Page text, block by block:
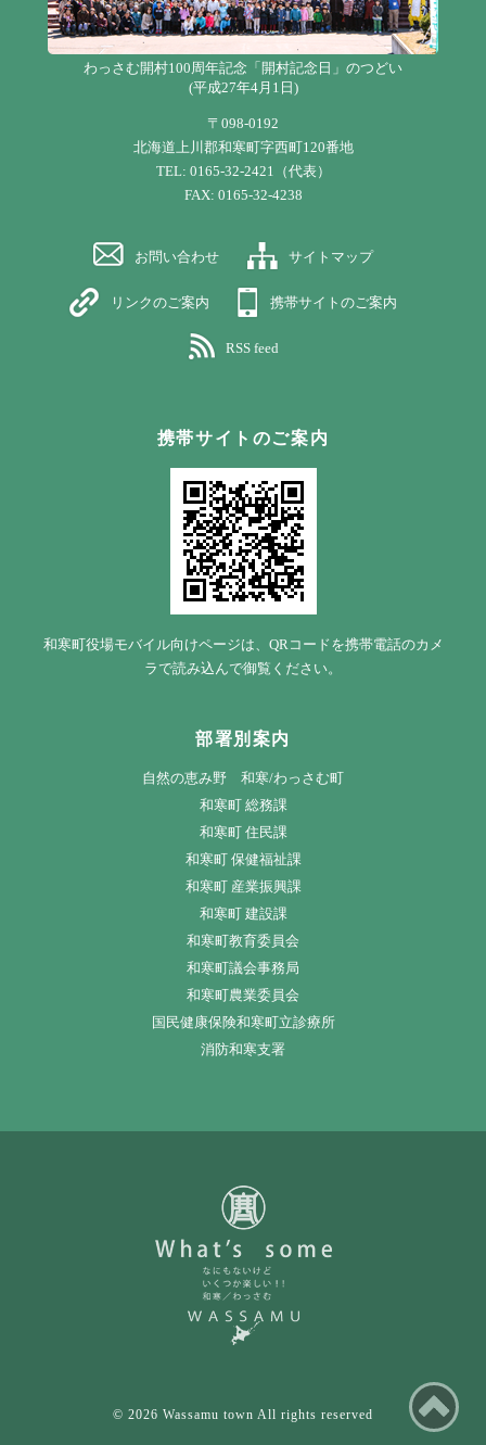
わっさむ開村100周年記念「開村記念日」のつどい
(平成27年4月1日)
〒098-0192
北海道上川郡和寒町字西町120番地
TEL: 0165-32-2421（代表）
FAX: 0165-32-4238
お問い合わせ サイトマップ
リンクのご案内 携帯サイトのご案内
RSS feed
携帯サイトのご案内
和寒町役場モバイル向けページは、QRコードを携帯電話のカメ
ラで読み込んで御覧ください。
部署別案内
自然の恵み野 和寒/わっさむ町
和寒町 総務課
和寒町 住民課
和寒町 保健福祉課
和寒町 産業振興課
和寒町 建設課
和寒町教育委員会
和寒町議会事務局
和寒町農業委員会
国民健康保険和寒町立診療所
消防和寒支署
© 2026 Wassamu town All rights reserved
ペ